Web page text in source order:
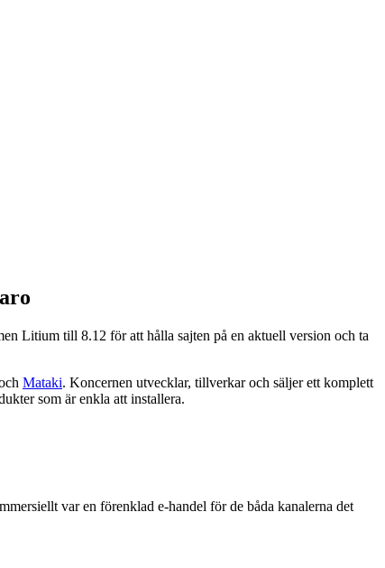
Litium till 8.12 för att hålla sajten på en aktuell version och ta
Mataki. Koncernen utvecklar, tillverkar och säljer ett komplett
som är enkla att installera.
var en förenklad e-handel för de båda kanalerna det